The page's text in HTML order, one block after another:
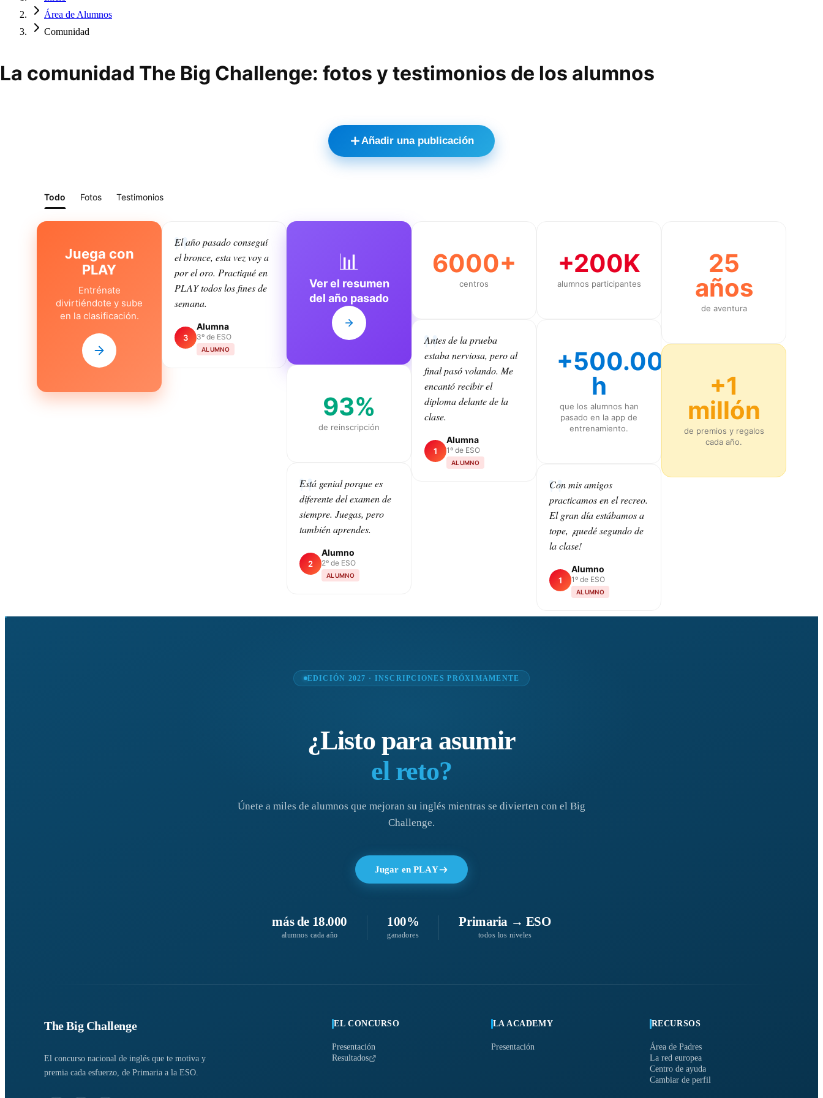
Área de Alumnos
Comunidad
La comunidad The Big Challenge: fotos y testimonios de los alumnos
Añadir una publicación
Todo Fotos Testimonios
Juega con
PLAY
Entrénate
divirtiéndote y sube
en la clasificación.
El año pasado conseguí
el bronce, esta vez voy a
por el oro. Practiqué en
PLAY todos los fines de
semana.
3
Alumna
3º de ESO
ALUMNO
📊
Ver el resumen
del año pasado
93%
de reinscripción
Está genial porque es
diferente del examen de
siempre. Juegas, pero
también aprendes.
2
Alumno
2º de ESO
ALUMNO
6000+
centros
Antes de la prueba
estaba nerviosa, pero al
final pasó volando. Me
encantó recibir el
diploma delante de la
clase.
1
Alumna
1º de ESO
ALUMNO
+200K
alumnos participantes
+500.000
h
que los alumnos han
pasado en la app de
entrenamiento.
Con mis amigos
practicamos en el recreo.
El gran día estábamos a
tope, ¡quedé segundo de
la clase!
1
Alumno
1º de ESO
ALUMNO
25
años
de aventura
+1
millón
de premios y regalos
cada año.
EDICIÓN 2027 · INSCRIPCIONES PRÓXIMAMENTE
¿Listo para asumir
el reto?
Únete a miles de alumnos que mejoran su inglés mientras se divierten con el Big
Challenge.
Jugar en PLAY
más de 18.000
alumnos cada año
100%
ganadores
Primaria → ESO
todos los niveles
The Big Challenge
El concurso nacional de inglés que te motiva y
premia cada esfuerzo, de Primaria a la ESO.
EL CONCURSO
Presentación
Resultados
LA ACADEMY
Presentación
RECURSOS
Área de Padres
La red europea
Centro de ayuda
Cambiar de perfil